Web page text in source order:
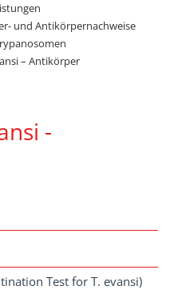
und Antikörpernachweise
– Antikörper
-
Test for T. evansi)